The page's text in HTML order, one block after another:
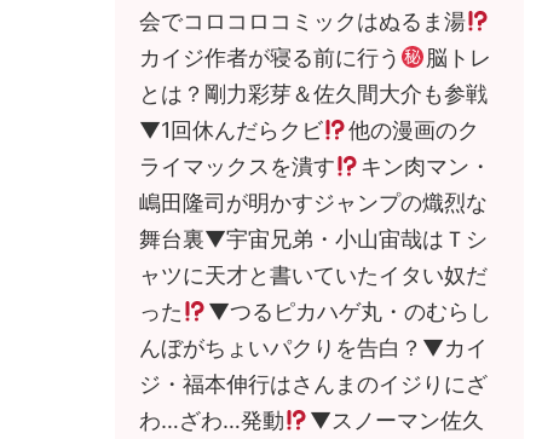
会でコロコロコミックはぬるま湯
カイジ作者が寝る前に行う
脳トレ
とは？剛力彩芽＆佐久間大介も参戦
▼1回休んだらクビ
他の漫画のク
ライマックスを潰す
キン肉マン・
嶋田隆司が明かすジャンプの熾烈な
舞台裏▼宇宙兄弟・小山宙哉はＴシ
ャツに天才と書いていたイタい奴だ
った
▼つるピカハゲ丸・のむらし
んぼがちょいパクりを告白？▼カイ
ジ・福本伸行はさんまのイジりにざ
わ…ざわ…発動
▼スノーマン佐久